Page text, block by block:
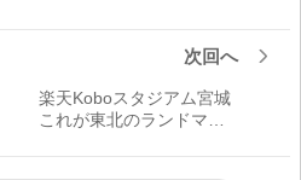
次回へ
楽天Koboスタジアム宮城
これが東北のランドマー
ーク！